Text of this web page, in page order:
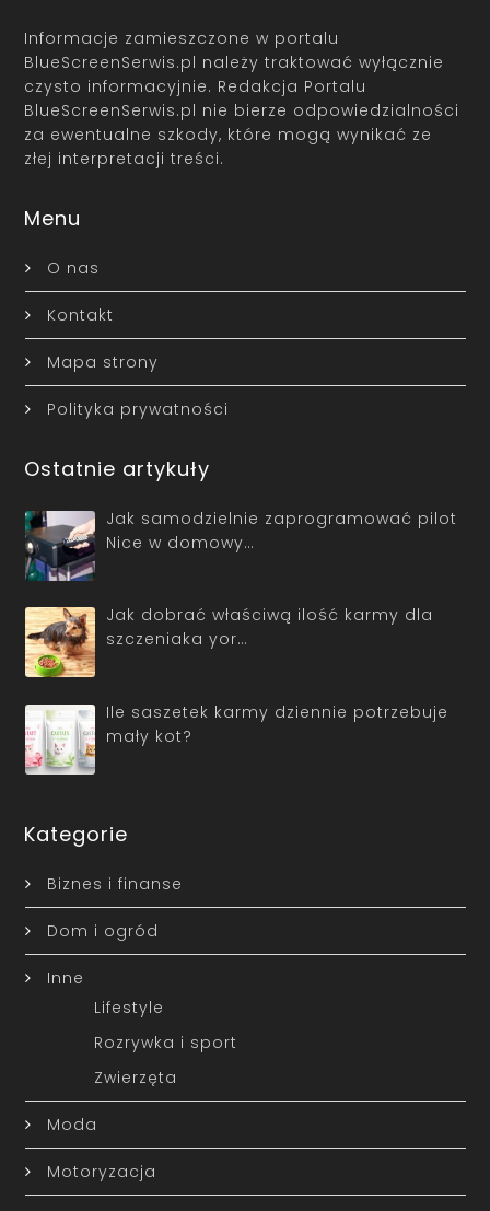
Informacje zamieszczone w portalu
BlueScreenSerwis.pl należy traktować wyłącznie
czysto informacyjnie. Redakcja Portalu
BlueScreenSerwis.pl nie bierze odpowiedzialności
za ewentualne szkody, które mogą wynikać ze
złej interpretacji treści.
Menu
O nas
Kontakt
Mapa strony
Polityka prywatności
Ostatnie artykuły
Jak samodzielnie zaprogramować pilot
Nice w domowy…
Jak dobrać właściwą ilość karmy dla
szczeniaka yor…
Ile saszetek karmy dziennie potrzebuje
mały kot?
Kategorie
Biznes i finanse
Dom i ogród
Inne
Lifestyle
Rozrywka i sport
Zwierzęta
Moda
Motoryzacja